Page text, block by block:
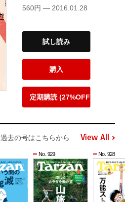
560円 — 2016.01.28
試し読み
購入
定期購読 (27%OFF)
過去の号はこちらから View All
No. 929 No. 928